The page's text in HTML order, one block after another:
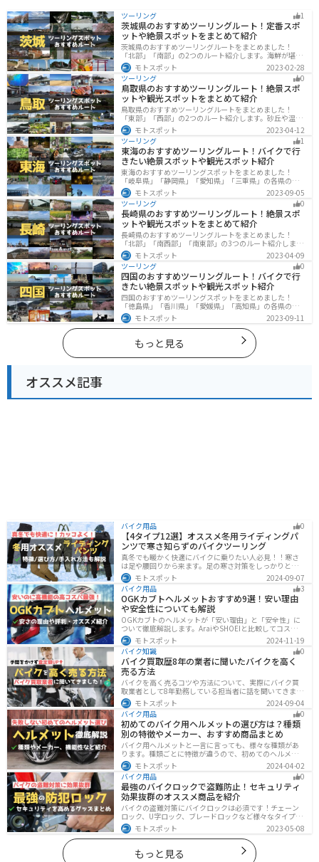
ツーリング 1
茨城県のおすすめツーリングルート！定番スポ
ットや絶景スポットをまとめて紹介
茨城県のおすすめツーリングルートをまとめました！
「北部」「南部」の2つのルート紹介します。海鮮が堪能
できる港や梅の景勝地、自然豊かな山々があるのでツー
リングにもってこいです。バイクで茨城県にツーリング
に行く際は参考にしてください。
モトスポット
2023-02-28
ツーリング
0
鳥取県のおすすめツーリングルート！絶景スポ
ットや観光スポットをまとめて紹介
鳥取県のおすすめツーリングルートをまとめました！
「東部」「西部」の2つのルート紹介します。砂丘や温泉
地、歴史ある城跡など魅力溢れるスポットが多数あるの
で楽しめます。バイクで鳥取県にツーリングに行く際は
参考にしてください。
モトスポット
2023-04-12
ツーリング
1
東海のおすすめツーリングルート！バイクで行
きたい絶景スポットや観光スポット紹介
東海のおすすめツーリングスポットをまとめました！
「岐阜県」「静岡県」「愛知県」「三重県」の各県の観
光地紹介します。自然豊かな山々や湖、温泉地が点在
し、四季折々の景色を楽しめるスポットが多数ありま
す。バイクで東海にツーリングに行く際は参考にしてく
ださい。
モトスポット
2023-09-05
ツーリング
0
長崎県のおすすめツーリングルート！絶景スポ
ットや観光スポットをまとめて紹介
長崎県のおすすめツーリングルートをまとめました！
「北部」「南西部」「南東部」の3つのルート紹介しま
す。国際色豊かな街並みや世界遺産、絶景ポイントが数
多く存在し、様々な楽しみ方ができます。バイクで長崎
県にツーリングに行く際は参考にしてください。
モトスポット
2023-04-09
ツーリング
0
四国のおすすめツーリングルート！バイクで行
きたい絶景スポットや観光スポット紹介
四国のおすすめツーリングスポットをまとめました！
「徳島県」「香川県」「愛媛県」「高知県」の各県の観
光地紹介します。自然豊かな山々や湖、温泉地が点在
し、四季折々の景色を楽しめるスポットが多数ありま
す。バイクで四国にツーリングに行く際は参考にしてく
ださい。
モトスポット 2023-09-11
もっと見る
オススメ記事
バイク用品 0
【4タイプ12選】オススメ冬用ライディングパ
ンツで寒さ知らずのバイクツーリング
真冬でも暖かく快適にバイクに乗りたい人必見！！寒さ
は足や腰回りから来ます。足の寒さ対策をしっかりとす
ることで、体全体の寒さを防ぎ快適なバイクツーリング
を楽しむことができます。この記事では、4つのタイプ別
に真冬でも使えるライディングパンツを12選紹介しま
す！
モトスポット
2024-09-07
バイク用品
3
OGKカブトヘルメットおすすめ9選！安い理由
や安全性についても解説
OGKカブトのヘルメットが「安い理由」と「安全性」に
ついて徹底解説します。AraiやSHOEIと比較してコスパが
高く、信頼性も兼ね備えたOGKカブトのヘルメット。初
心者ライダーからベテランまでおすすめのモデル9選と、
実際の口コミや評判、選び方も詳しく紹介します。
モトスポット
2024-11-19
バイク知識
0
バイク買取歴8年の業者に聞いたバイクを高く
売る方法
バイクを高く売るコツや方法について、実際にバイク買
取業者として8年勤務している担当者に話を聞いてきまし
た！高く買い取ってもらえるバイクの特徴や業者がどの
くらい利益を上乗せしているかなど、バイクを売ろうと
している人は必見の内容になっています。
モトスポット
2024-09-04
バイク用品
0
初めてのバイク用ヘルメットの選び方は？種類
別の特徴やメーカー、おすすめ商品まとめ
バイク用ヘルメットと一言に言っても、様々な種類があ
ります。種類ごとに特徴が違うので、初めてのヘルメッ
ト選びで失敗しないように、しっかりと理解して選ぶよ
うにしましょう。この記事では、特徴やメリットデメリ
ット、有名メーカーなど初心者が知っておくべきことを
まとめました。
モトスポット
2024-04-02
バイク用品
0
最強のバイクロックで盗難防止！セキュリティ
効果抜群のオススメ商品を紹介
バイクの盗難対策にバイクロックは必須です！チェーン
ロック、U字ロック、ブレードロックなど様々なタイプが
あるので自分の用途に合った使いやすいものを選びまし
ょう。この記事ではバイクロックの種類と特徴、それぞ
れ最強の商品を紹介します。
モトスポット 2023-05-08
もっと見る